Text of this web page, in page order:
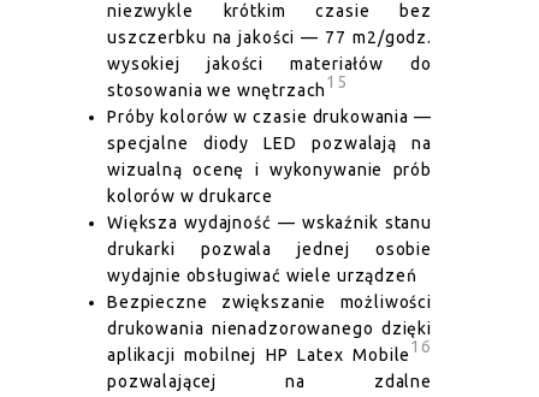
niezwykle krótkim czasie bez
uszczerbku na jakości — 77 m2/godz.
wysokiej jakości materiałów do
stosowania we wnętrzach15
Próby kolorów w czasie drukowania —
specjalne diody LED pozwalają na
wizualną ocenę i wykonywanie prób
kolorów w drukarce
Większa wydajność — wskaźnik stanu
drukarki pozwala jednej osobie
wydajnie obsługiwać wiele urządzeń
Bezpieczne zwiększanie możliwości
drukowania nienadzorowanego dzięki
aplikacji mobilnej HP Latex Mobile16
pozwalającej na zdalne